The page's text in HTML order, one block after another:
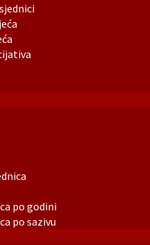
po godini
po sazivu